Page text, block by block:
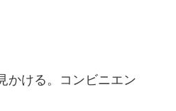
かける。コンビニエン